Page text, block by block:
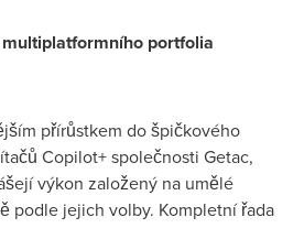
portfolia
přírůstkem do špičkového
Copilot+ společnosti Getac,
výkon založený na umělé
podle jejich volby. Kompletní řada